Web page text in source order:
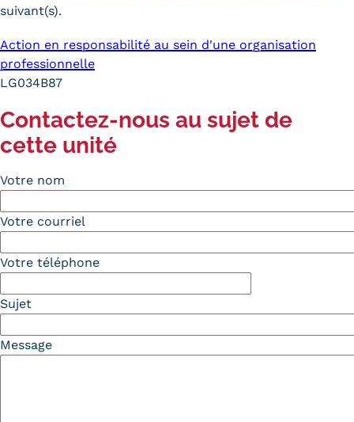
Erasmus
Infos élèves
Modalités d'inscription
Modalités de financement
Former ses salariés
Accueillir un alternant ?
suivant(s).
Action en responsabilité au sein d'une organisation
professionnelle
LG034B87
Contactez-nous au sujet de
cette unité
Votre nom
Votre courriel
Votre téléphone
Sujet
Message